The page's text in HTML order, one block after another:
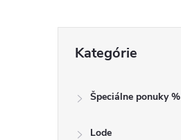
kategórie
Kategórie
Špeciálne ponuky %
Lode